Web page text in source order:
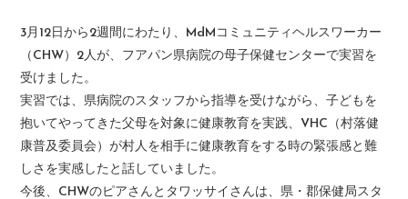
3月12日から2週間にわたり、MdMコミュニティヘルスワーカー
（CHW）2人が、フアパン県病院の母子保健センターで実習を
受けました。
実習では、県病院のスタッフから指導を受けながら、子どもを
抱いてやってきた父母を対象に健康教育を実践、VHC（村落健
康普及委員会）が村人を相手に健康教育をする時の緊張感と難
しさを実感したと話していました。
今後、CHWのピアさんとタワッサイさんは、県・郡保健局スタ